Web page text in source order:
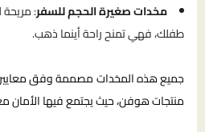
مخدات صغيرة الحجم للسفر: مريحة
طفلك، فهي تمنح راحة أينما ذهب.
جميع هذه المخدات مصممة وفق معايير
منتجات هوفن، حيث يجتمع فيها الأمان